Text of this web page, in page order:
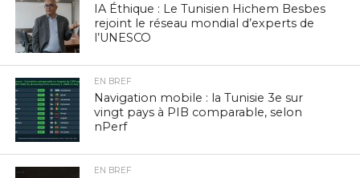
IA Éthique : Le Tunisien Hichem Besbes
rejoint le réseau mondial d’experts de
l’UNESCO
EN BREF
Navigation mobile : la Tunisie 3e sur
vingt pays à PIB comparable, selon
nPerf
EN BREF